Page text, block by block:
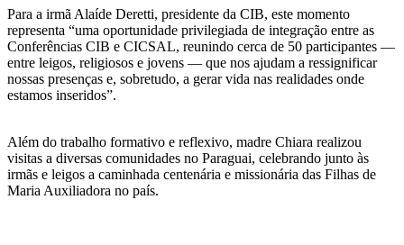
Para a irmã Alaíde Deretti, presidente da CIB, este momento
representa “uma oportunidade privilegiada de integração entre as
Conferências CIB e CICSAL, reunindo cerca de 50 participantes —
entre leigos, religiosos e jovens — que nos ajudam a ressignificar
nossas presenças e, sobretudo, a gerar vida nas realidades onde
estamos inseridos”.
Além do trabalho formativo e reflexivo, madre Chiara realizou
visitas a diversas comunidades no Paraguai, celebrando junto às
irmãs e leigos a caminhada centenária e missionária das Filhas de
Maria Auxiliadora no país.